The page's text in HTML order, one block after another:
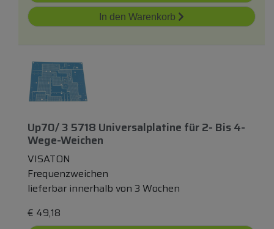
In den Warenkorb
Up70/ 3 5718 Universalplatine für2- Bis 4-
Wege-Weichen
VISATON
Frequenzweichen
lieferbar innerhalb von 3 Wochen
€ 49,18